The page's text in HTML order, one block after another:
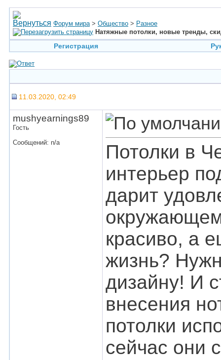
Форум мира > Общество > Разное
Натяжные потолки, новые тренды,
Регистрация
11.03.2020, 02:49
mushyearnings89
Гость
Сообщений: n/a
Потолки в
интерьер
дарит
красиво, а
жизнь?
дизайну! И
внесения
потолки
сейчас они